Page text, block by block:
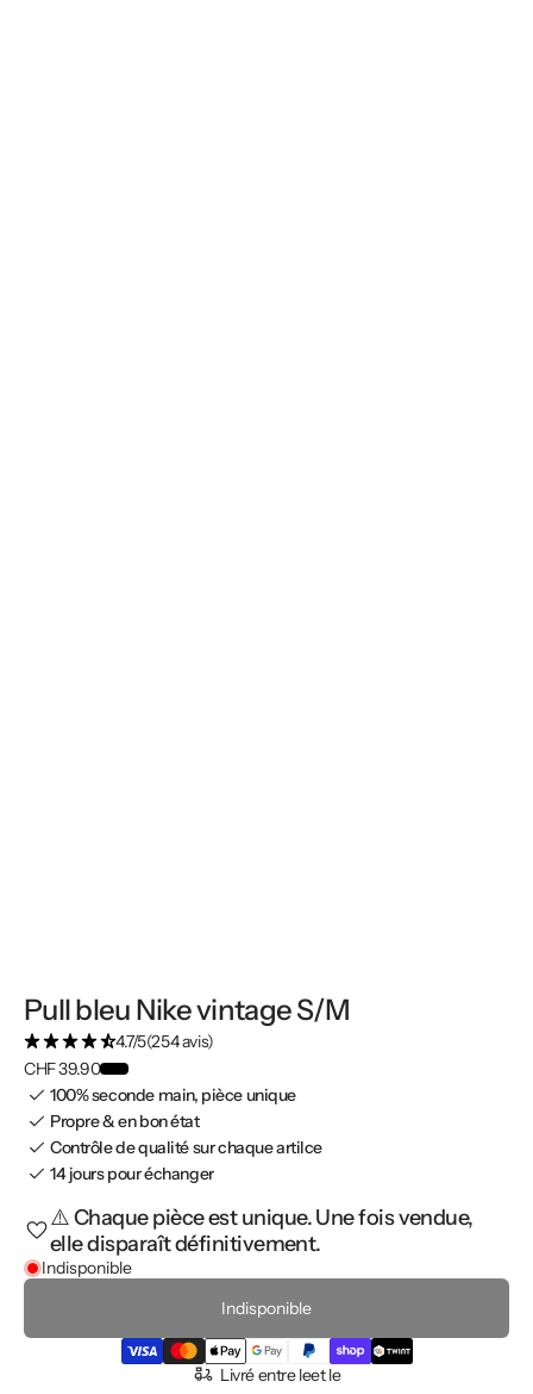
Pull bleu Nike vintage S/M
4.7/5(254 avis)
CHF 39.90
100% seconde main, pièce unique
Propre & en bon état
Contrôle de qualité sur chaque artilce
14 jours pour échanger
⚠️ Chaque pièce est unique. Une fois vendue,
elle disparaît définitivement.
Indisponible
Indisponible
Livré entre leet le